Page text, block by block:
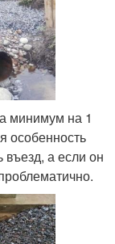
минимум на 1
особенность
въезд, а если он